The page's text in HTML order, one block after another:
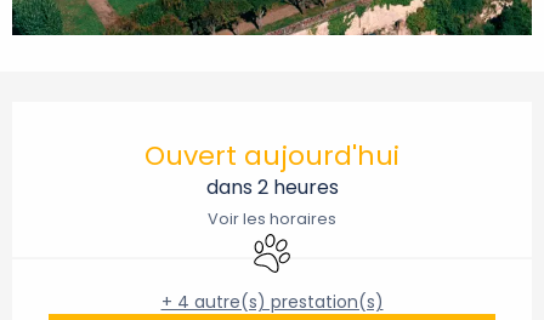
Ouvert aujourd'hui
dans 2 heures
Voir les horaires
Animaux acceptés
+ 4 autre(s) prestation(s)